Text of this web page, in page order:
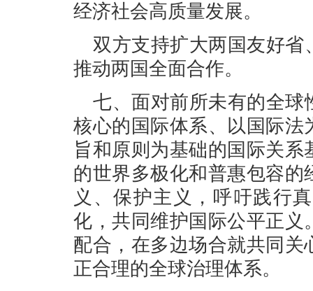
经济社会高质量发展。
双方支持扩大两国友好省
推动两国全面合作。
七、面对前所未有的全球
核心的国际体系、以国际
旨和原则为基础的国际关
的世界多极化和普惠包容
义、保护主义，呼吁践行
化，共同维护国际公平正
配合，在多边场合就共同
正合理的全球治理体系。